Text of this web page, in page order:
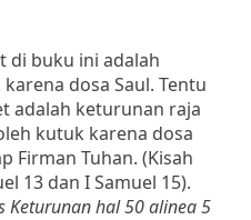
di buku ini adalah
dosa Saul. Tentu
adalah keturunan raja
kutuk karena dosa
Firman Tuhan. (Kisah
13 dan I Samuel 15).
Keturunan hal 50 alinea 5